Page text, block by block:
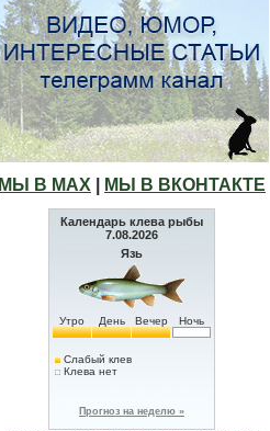
МЫ В МАХ МЫ В ВКОНТАКТЕ
Календарь клева рыбы
7.08.2026
Язь
Утро День Вечер Ночь
Слабый клев
Клева нет
Прогноз на неделю »